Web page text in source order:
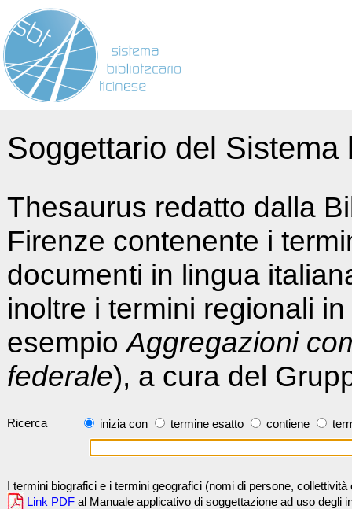
Soggettario del
Thesaurus redatto dalla
Firenze contenente i
documenti in lingua
inoltre i termini regionali
esempioAggregazioni
federale), a cura del
Ricerca inizia con termine esatto contiene
I termini biografici e i termini geografici (nomi di persone,
Link PDF al Manuale applicativo di soggettazione ad uso degli